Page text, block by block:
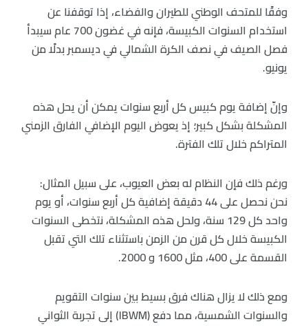
وفقًا للمتحف الوطني للطيران والفضاء، إذا توقفنا عن
استخدام السنوات الكبيسة، فإنه في غضون 700 عام سيبدأ
فصل الصيف في نصف الكرة الشمالي في ديسمبر بدلًا من
يونيو.
وإنّ إضافة يوم كبيس كل أربع سنوات يمكن أن يحل هذه
المشكلة بشكل كبير؛ إذ يعوض اليوم الإضافي الفارق الزمني
المتراكم خلال تلك الفترة.
ورغم ذلك فإن النظام له بعض العيوب، على سبيل المثال:
نحن نحصل على 44 دقيقة إضافية كل أربع سنوات، أو يوم
واحد كل 129 سنة، ولحل هذه المشكلة، نتخطى السنوات
الكبيسة خلال كل قرن من الزمن باستثناء تلك التي تقبل
القسمة على 400، مثل 1600 و 2000.
ومع ذلك لا يزال هناك فرق بسيط بين سنوات التقويم
والسنوات الشمسية، مما دفع (IBWM) إلى تجربة الثواني